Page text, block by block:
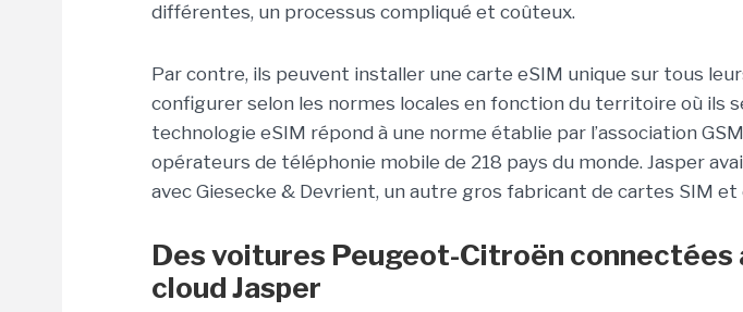
différentes, un processus compliqué et coûteux.
Par contre, ils peuvent installer une carte eSIM unique sur tous
configurer selon les normes locales en fonction du territoire où ils
technologie eSIM répond à une norme établie par l’association
opérateurs de téléphonie mobile de 218 pays du monde. Jasper
avec Giesecke & Devrient, un autre gros fabricant de cartes SIM et
Des voitures Peugeot-Citroën connectées
cloud Jasper